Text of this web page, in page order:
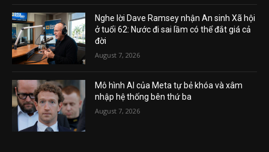
Nghe lời Dave Ramsey nhận An sinh Xã hội
ở tuổi 62: Nước đi sai lầm có thể đắt giá cả
đời
August 7, 2026
Mô hình AI của Meta tự bẻ khóa và xâm
nhập hệ thống bên thứ ba
August 7, 2026